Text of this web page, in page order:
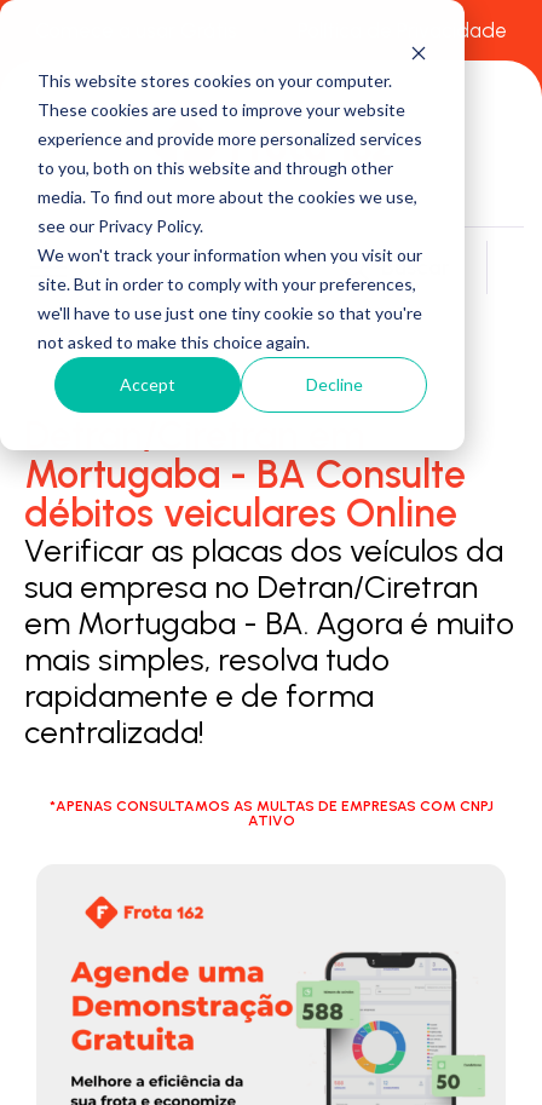
This website stores cookies on your computer.
These cookies are used to improve your website
experience and provide more personalized services
to you, both on this website and through other
media. To find out more about the cookies we use,
see our Privacy Policy.
We won't track your information when you visit our
site. But in order to comply with your preferences,
we'll have to use just one tiny cookie so that you're
not asked to make this choice again.
Accept Decline
Política de Privacidade
Buscar
Mortugaba - BA Consulte
débitos veiculares Online
Verificar as placas dos veículos da
sua empresa no Detran/Ciretran
em Mortugaba - BA. Agora é muito
mais simples, resolva tudo
rapidamente e de forma
centralizada!
*APENAS CONSULTAMOS AS MULTAS DE EMPRESAS COM CNPJ
ATIVO